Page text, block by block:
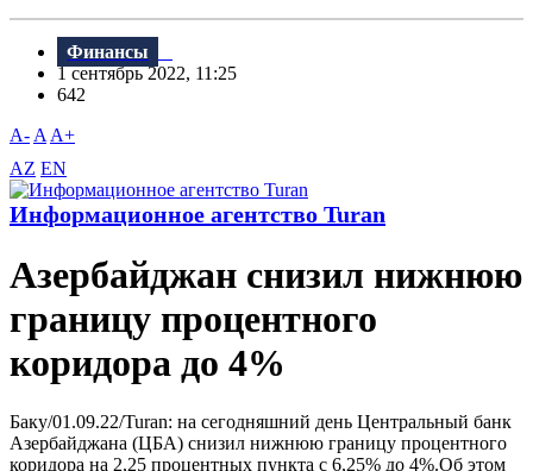
Финансы
1 сентябрь 2022, 11:25
642
A- A A+
AZ EN
Информационное агентство Turan
Азербайджан снизил нижнюю
границу процентного
коридора до 4%
Баку/01.09.22/Turan: на сегодняшний день Центральный банк
Азербайджана (ЦБА) снизил нижнюю границу процентного
коридора на 2,25 процентных пункта с 6,25% до 4%.Об этом